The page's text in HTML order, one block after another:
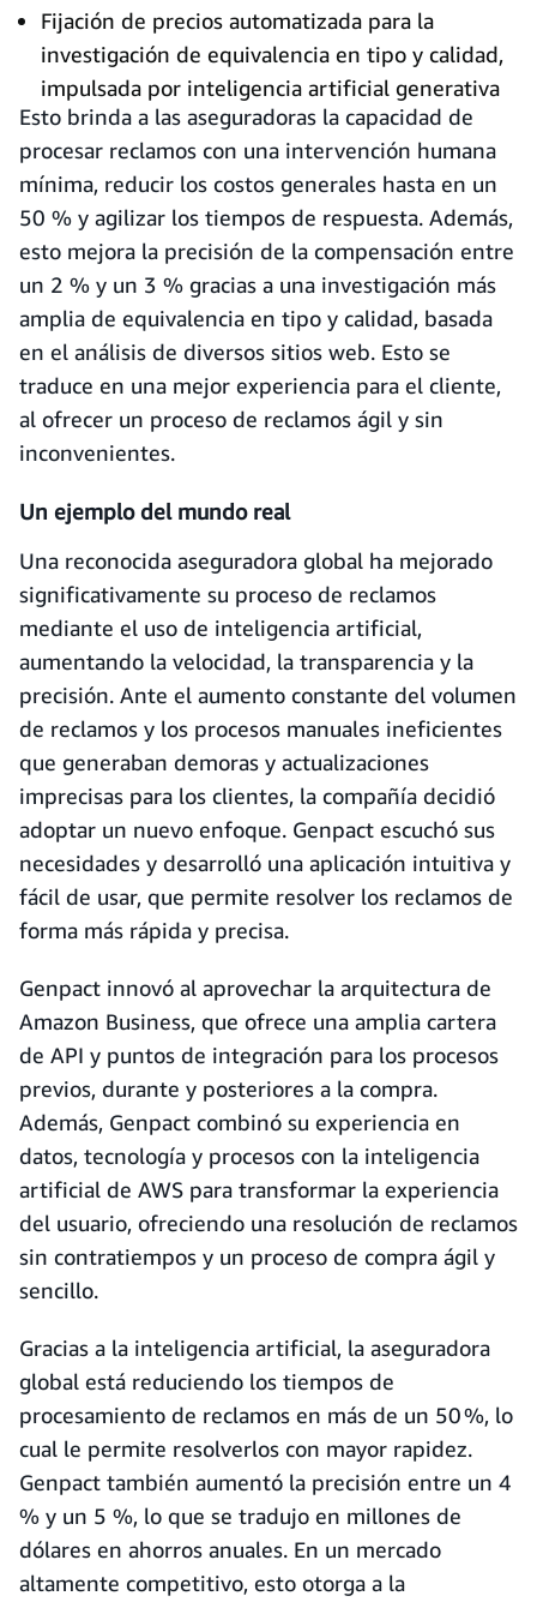
Fijación de precios automatizada para la
investigación de equivalencia en tipo y calidad,
impulsada por inteligencia artificial generativa
Esto brinda a las aseguradoras la capacidad de
procesar reclamos con una intervención humana
mínima, reducir los costos generales hasta en un
50 % y agilizar los tiempos de respuesta. Además,
esto mejora la precisión de la compensación entre
un 2 % y un 3 % gracias a una investigación más
amplia de equivalencia en tipo y calidad, basada
en el análisis de diversos sitios web. Esto se
traduce en una mejor experiencia para el cliente,
al ofrecer un proceso de reclamos ágil y sin
inconvenientes.
Un ejemplo del mundo real
Una reconocida aseguradora global ha mejorado
significativamente su proceso de reclamos
mediante el uso de inteligencia artificial,
aumentando la velocidad, la transparencia y la
precisión. Ante el aumento constante del volumen
de reclamos y los procesos manuales ineficientes
que generaban demoras y actualizaciones
imprecisas para los clientes, la compañía decidió
adoptar un nuevo enfoque. Genpact escuchó sus
necesidades y desarrolló una aplicación intuitiva y
fácil de usar, que permite resolver los reclamos de
forma más rápida y precisa.
Genpact innovó al aprovechar la arquitectura de
Amazon Business, que ofrece una amplia cartera
de API y puntos de integración para los procesos
previos, durante y posteriores a la compra.
Además, Genpact combinó su experiencia en
datos, tecnología y procesos con la inteligencia
artificial de AWS para transformar la experiencia
del usuario, ofreciendo una resolución de reclamos
sin contratiempos y un proceso de compra ágil y
sencillo.
Gracias a la inteligencia artificial, la aseguradora
global está reduciendo los tiempos de
procesamiento de reclamos en más de un 50 %, lo
cual le permite resolverlos con mayor rapidez.
Genpact también aumentó la precisión entre un 4
% y un 5 %, lo que se tradujo en millones de
dólares en ahorros anuales. En un mercado
altamente competitivo, esto otorga a la